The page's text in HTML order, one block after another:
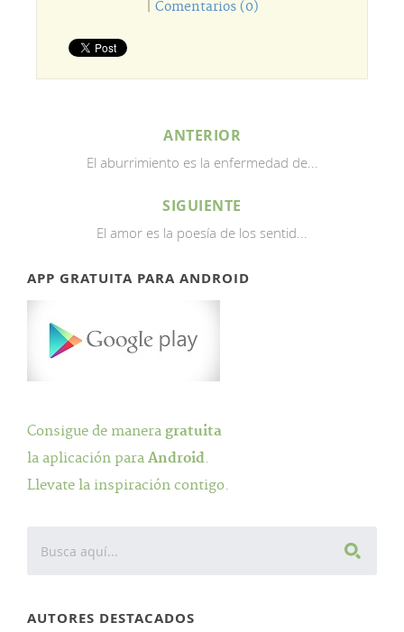
Comentarios (0)
ANTERIOR
El aburrimiento es la enfermedad de...
SIGUIENTE
El amor es la poesía de los sentid...
APP GRATUITA PARA ANDROID
Consigue de manera gratuita
la aplicación para Android.
Llevate la inspiración contigo.
AUTORES DESTACADOS